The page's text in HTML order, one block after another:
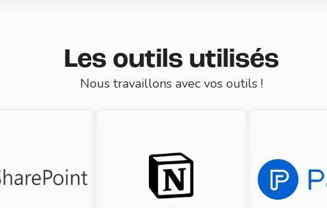
Les outils utilisés
Nous travaillons avec vos outils !